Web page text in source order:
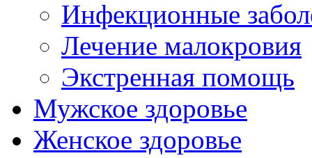
Инфекционные
Лечение малокровия
Экстренная помощь
Мужское здоровье
Женское здоровье